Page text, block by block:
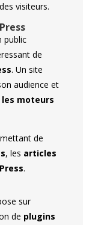
visiteurs.
public
de
. Un site
audience et
moteurs
de
, les articles
.
sur
de plugins